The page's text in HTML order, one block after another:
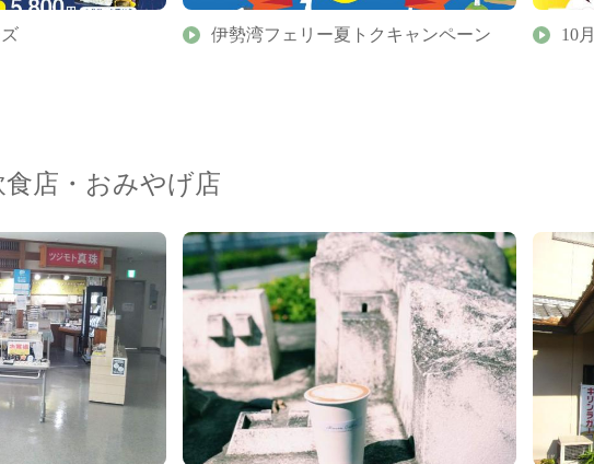
伊勢湾フェリー夏トクキャンペーン 10
店・おみやげ店